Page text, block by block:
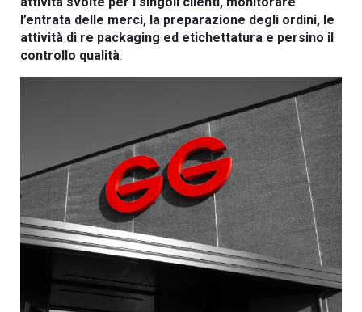
l’entrata delle merci, la preparazione degli ordini, le
attività di re packaging ed etichettatura e persino il
controllo qualità.